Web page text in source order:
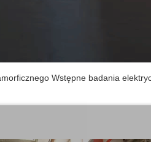
Wstępne badania